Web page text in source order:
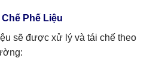
Phế Liệu
sẽ được xử lý và tái chế theo